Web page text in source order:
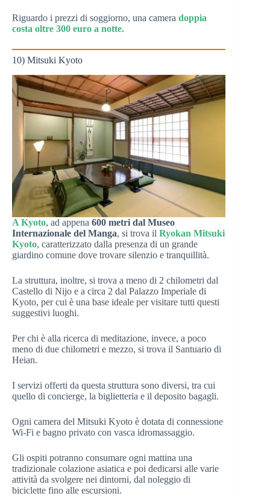
Riguardo i prezzi di soggiorno, una camera doppia
costa oltre 300 euro a notte.
10) Mitsuki Kyoto
A Kyoto, ad appena 600 metri dal Museo
Internazionale del Manga, si trova il Ryokan Mitsuki
Kyoto, caratterizzato dalla presenza di un grande
giardino comune dove trovare silenzio e tranquillità.
La struttura, inoltre, si trova a meno di 2 chilometri dal
Castello di Nijo e a circa 2 dal Palazzo Imperiale di
Kyoto, per cui è una base ideale per visitare tutti questi
suggestivi luoghi.
Per chi è alla ricerca di meditazione, invece, a poco
meno di due chilometri e mezzo, si trova il Santuario di
Heian.
I servizi offerti da questa struttura sono diversi, tra cui
quello di concierge, la biglietteria e il deposito bagagli.
Ogni camera del Mitsuki Kyoto è dotata di connessione
Wi-Fi e bagno privato con vasca idromassaggio.
Gli ospiti potranno consumare ogni mattina una
tradizionale colazione asiatica e poi dedicarsi alle varie
attività da svolgere nei dintorni, dal noleggio di
biciclette fino alle escursioni.